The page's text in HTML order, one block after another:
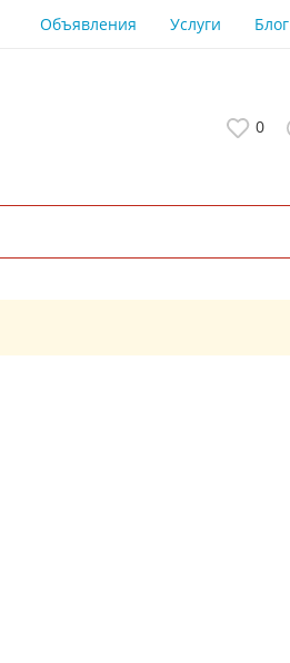
Объявления Услуги Блог
0